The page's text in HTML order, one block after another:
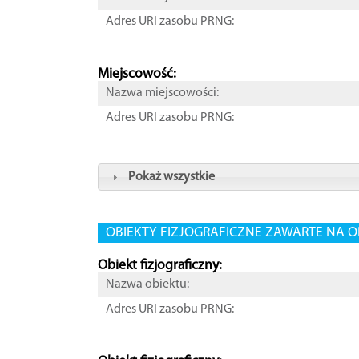
Adres URI zasobu PRNG:
Miejscowość:
Nazwa miejscowości:
Adres URI zasobu PRNG:
Pokaż wszystkie
OBIEKTY FIZJOGRAFICZNE ZAWARTE NA
Obiekt fizjograficzny:
Nazwa obiektu:
Adres URI zasobu PRNG: